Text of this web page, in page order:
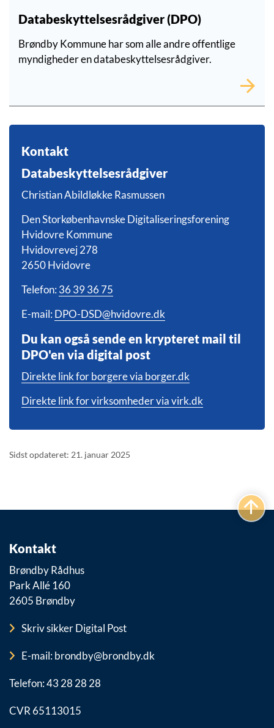
Databeskyttelsesrådgiver (DPO)
Brøndby Kommune har som alle andre offentlige
myndigheder en databeskyttelsesrådgiver.
Kontakt
Databeskyttelsesrådgiver
Christian Abildløkke Rasmussen
Den Storkøbenhavnske Digitaliseringsforening
Hvidovre Kommune
Hvidovrevej 278
2650 Hvidovre
Telefon: 36 39 36 75
E-mail: DPO-DSD@hvidovre.dk
Du kan også sende en krypteret mail til
DPO'en via digital post
Direkte link for borgere via borger.dk
Direkte link for virksomheder via virk.dk
Sidst opdateret: 21. januar 2025
Kontakt
Brøndby Rådhus
Park Allé 160
2605 Brøndby
Skriv sikker Digital Post
E-mail: brondby@brondby.dk
Telefon: 43 28 28 28
CVR 65113015